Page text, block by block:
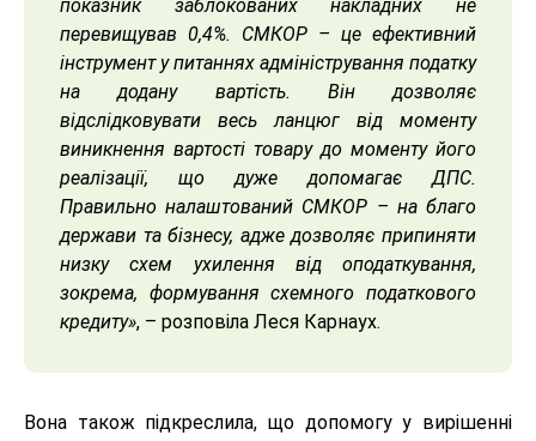
показник заблокованих накладних не
перевищував 0,4%. СМКОР – це ефективний
інструмент у питаннях адміністрування податку
на додану вартість. Він дозволяє
відслідковувати весь ланцюг від моменту
виникнення вартості товару до моменту його
реалізації, що дуже допомагає ДПС.
Правильно налаштований СМКОР – на благо
держави та бізнесу, адже дозволяє припиняти
низку схем ухилення від оподаткування,
зокрема, формування схемного податкового
кредиту», – розповіла Леся Карнаух.
Вона також підкреслила, що допомогу у вирішенні